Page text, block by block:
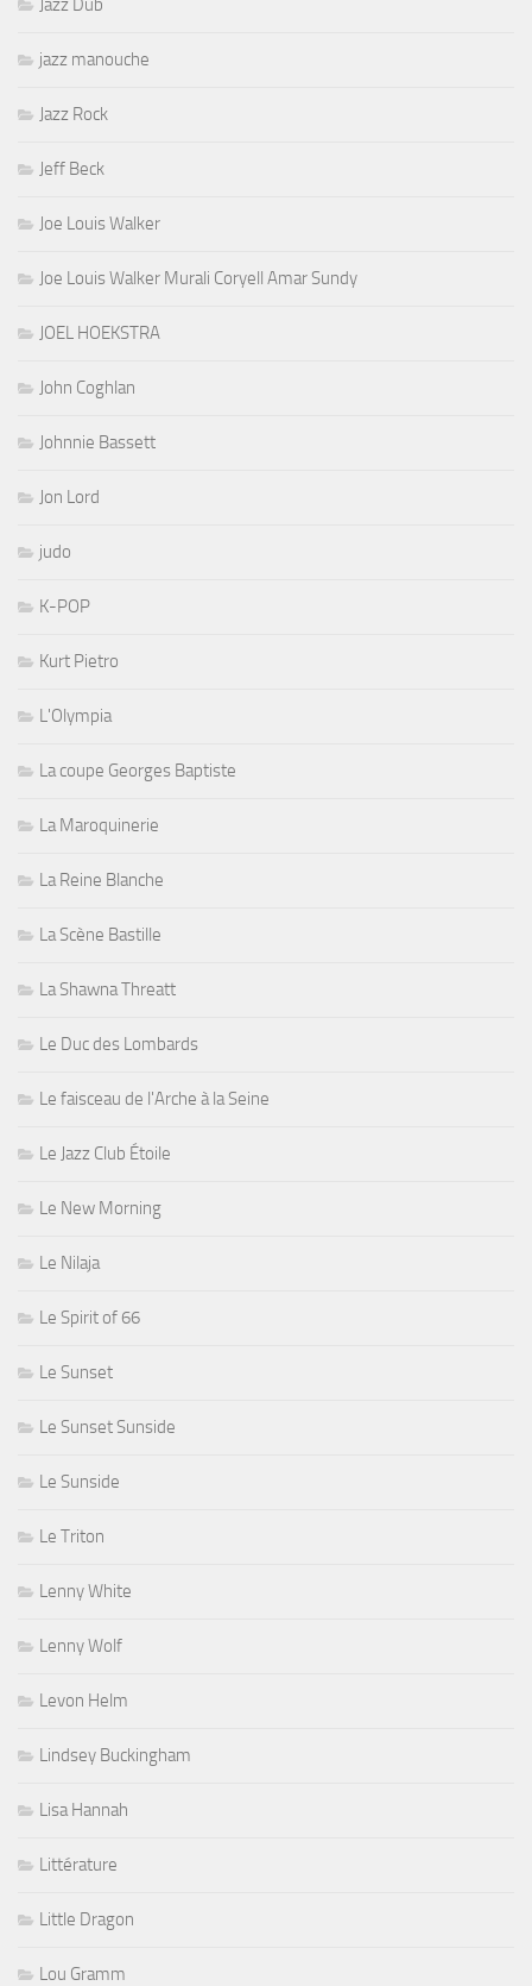
Jazz Dub
jazz manouche
Jazz Rock
Jeff Beck
Joe Louis Walker
Joe Louis Walker Murali Coryell Amar Sundy
JOEL HOEKSTRA
John Coghlan
Johnnie Bassett
Jon Lord
judo
K-POP
Kurt Pietro
L'Olympia
La coupe Georges Baptiste
La Maroquinerie
La Reine Blanche
La Scène Bastille
La Shawna Threatt
Le Duc des Lombards
Le faisceau de l'Arche à la Seine
Le Jazz Club Étoile
Le New Morning
Le Nilaja
Le Spirit of 66
Le Sunset
Le Sunset Sunside
Le Sunside
Le Triton
Lenny White
Lenny Wolf
Levon Helm
Lindsey Buckingham
Lisa Hannah
Littérature
Little Dragon
Lou Gramm